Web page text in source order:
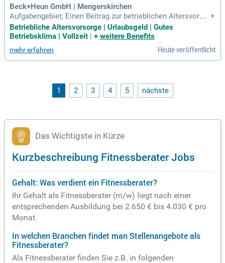
Beck+Heun GmbH | Mengerskirchen
Aufgabengebiet; Einen Beitrag zur betrieblichen Altersvorsor
ge, Urlaubsgeld sowie eine Mitarbeiter-Erfolgsprämie; Mitar
beiter-Gutscheinkarte und weitere Mitarbeiterrabatte; Angeb
Zuschuss in einem Fitnessstudio
+
Betriebliche Altersvorsorge | Urlaubsgeld | Gutes
Betriebsklima | Vollzeit | + weitere Benefits
mehr erfahren Heute veröffentlicht
1 2 3 4 5 nächste
Das Wichtigste in Kürze
Kurzbeschreibung Fitnessberater Jobs
Gehalt: Was verdient ein Fitnessberater?
Ihr Gehalt als Fitnessberater (m/w) liegt nach einer
entsprechenden Ausbildung bei 2.650 € bis 4.030 € pro
Monat.
In welchen Branchen findet man Stellenangebote als
Fitnessberater?
Als Fitnessberater finden Sie z.B. in folgenden